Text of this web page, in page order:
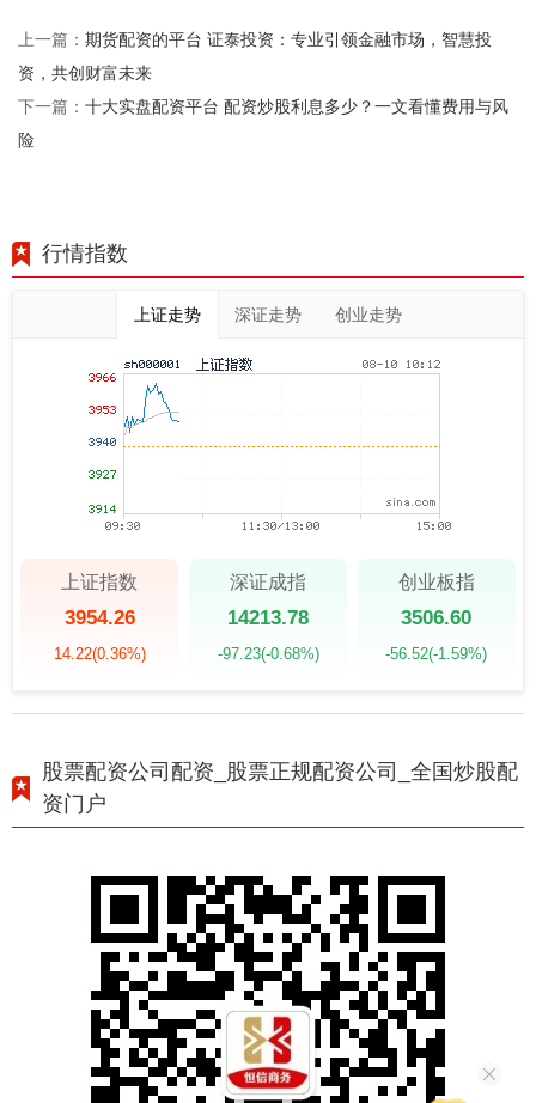
上一篇： 期货配资的平台 证泰投资：专业引领金融市场，智慧投
资，共创财富未来
下一篇： 十大实盘配资平台 配资炒股利息多少？一文看懂费用与风
险
行情指数
上证走势 深证走势 创业走势
上证指数
3954.26
14.22(0.36%)
深证成指
14213.78
-97.23(-0.68%)
创业板指
3506.60
-56.52(-1.59%)
股票配资公司配资_股票正规配资公司_全国炒股配
资门户